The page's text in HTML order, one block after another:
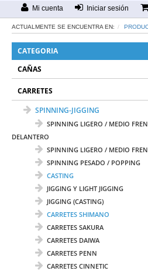
Mi cuenta Iniciar sesión
ACTUALMENTE SE ENCUENTRA EN:
CATEGORIA
CAÑAS
CARRETES
SPINNING-JIGGING
SPINNING LIGERO / MEDIO
DELANTERO
SPINNING LIGERO / MEDIO
SPINNING PESADO / POPPING
CASTING
JIGGING Y LIGHT JIGGING
JIGGING (CASTING)
CARRETES SHIMANO
CARRETES SAKURA
CARRETES DAIWA
CARRETES PENN
CARRETES CINNETIC